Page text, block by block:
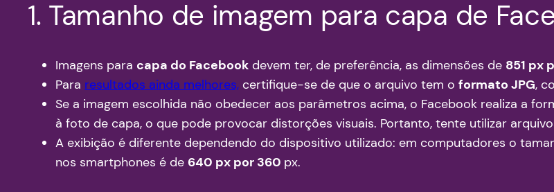
1. Tamanho de imagem para capa de
Imagens para capa do Facebook devem ter, de preferência, as dimensões de 851 px
Para resultados ainda melhores, certifique-se de que o arquivo tem o formato JPG,
Se a imagem escolhida não obedecer aos parâmetros acima, o Facebook realiza a
à foto de capa, o que pode provocar distorções visuais. Portanto, tente utilizar
A exibição é diferente dependendo do dispositivo utilizado: em computadores o
nos smartphones é de 640 px por 360 px.